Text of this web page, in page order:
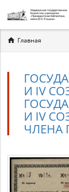
Вы
здесь
Главная
И IV
И IV
ЧЛЕНА